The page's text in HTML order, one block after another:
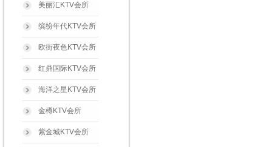
美丽汇KTV会所
缤纷年代KTV会所
欧街夜色KTV会所
红鼎国际KTV会所
海洋之星KTV会所
金樽KTV会所
紫金城KTV会所